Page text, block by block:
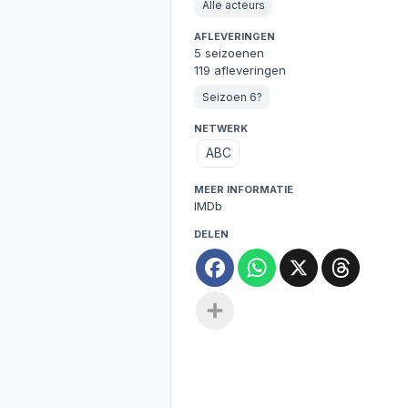
Alle acteurs
AFLEVERINGEN
5 seizoenen
119 afleveringen
Seizoen 6?
NETWERK
ABC
MEER INFORMATIE
IMDb
DELEN
FacebookWhatsApp
X